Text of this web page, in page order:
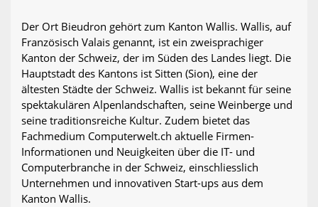
Der Ort Bieudron gehört zum Kanton Wallis. Wallis, auf
Französisch Valais genannt, ist ein zweisprachiger
Kanton der Schweiz, der im Süden des Landes liegt. Die
Hauptstadt des Kantons ist Sitten (Sion), eine der
ältesten Städte der Schweiz. Wallis ist bekannt für seine
spektakulären Alpenlandschaften, seine Weinberge und
seine traditionsreiche Kultur. Zudem bietet das
Fachmedium Computerwelt.ch aktuelle Firmen-
Informationen und Neuigkeiten über die IT- und
Computerbranche in der Schweiz, einschliesslich
Unternehmen und innovativen Start-ups aus dem
Kanton Wallis.